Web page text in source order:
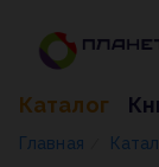
Каталог
Главная